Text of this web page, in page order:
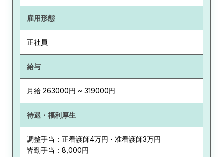
雇用形態
正社員
給与
月給 263000円 ~ 319000円
待遇・福利厚生
調整手当：正看護師4万円・准看護師3万円
皆勤手当：8,000円